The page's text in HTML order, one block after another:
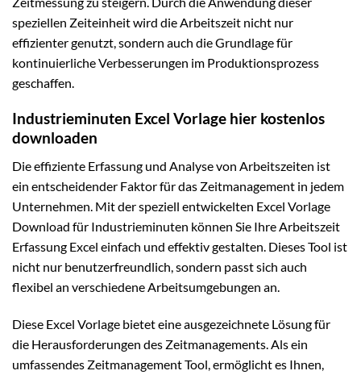
speziellen Zeiteinheit wird die Arbeitszeit nicht nur
effizienter genutzt, sondern auch die Grundlage für
kontinuierliche Verbesserungen im Produktionsprozess
geschaffen.
Industrieminuten Excel Vorlage hier kostenlos
downloaden
Die effiziente Erfassung und Analyse von Arbeitszeiten ist
ein entscheidender Faktor für das Zeitmanagement in jedem
Unternehmen. Mit der speziell entwickelten Excel Vorlage
Download für Industrieminuten können Sie Ihre Arbeitszeit
Erfassung Excel einfach und effektiv gestalten. Dieses Tool ist
nicht nur benutzerfreundlich, sondern passt sich auch
flexibel an verschiedene Arbeitsumgebungen an.
Diese Excel Vorlage bietet eine ausgezeichnete Lösung für
die Herausforderungen des Zeitmanagements. Als ein
umfassendes Zeitmanagement Tool, ermöglicht es Ihnen,